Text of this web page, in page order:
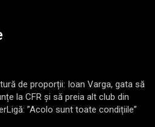
de proporții: Ioan Varga, gata să
la CFR și să preia alt club din
”Acolo sunt toate condițiile”